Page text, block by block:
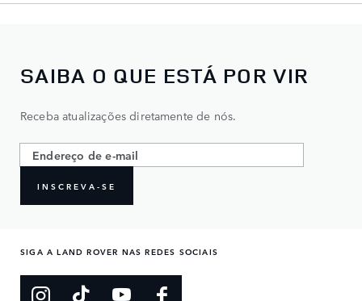
SAIBA O QUE ESTÁ POR VIR
Receba atualizações diretamente de nós.
INSCREVA-SE
SIGA A LAND ROVER NAS REDES SOCIAIS